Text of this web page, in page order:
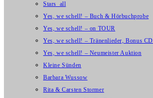
Stars_all
Yes, we schell! – Buch & Hörbuchprobe
Yes, we schell! – on TOUR
Yes, we schell! – Tränenlieder, Bonus CD
Yes, we schell! – Neumeister Auktion
Kleine Sünden
Barbara Wussow
Rita & Carsten Stormer